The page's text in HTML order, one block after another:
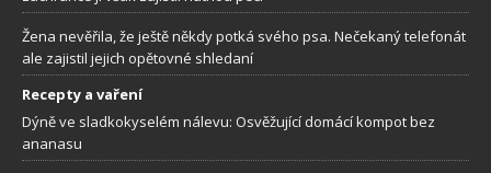
Žena nevěřila, že ještě někdy potká svého psa. Nečekaný telefonát
ale zajistil jejich opětovné shledaní
Recepty a vaření
Dýně ve sladkokyselém nálevu: Osvěžující domácí kompot bez
ananasu